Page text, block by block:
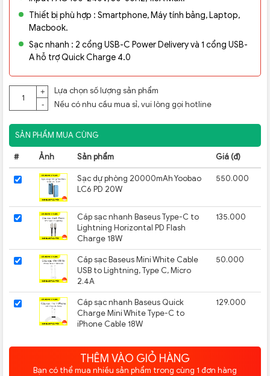
Thiết bị phù hợp : Smartphone, Máy tính bảng, Laptop,
Macbook.
Sạc nhanh : 2 cổng USB-C Power Delivery và 1 cổng USB-
A hỗ trợ Quick Charge 4.0
+
-
Lựa chọn số lượng sản phẩm
Nếu có nhu cầu mua sỉ, vui lòng gọihotline
SẢN PHẨM MUA CÙNG
# Ảnh Sản phẩm Giá (đ)
Sạc dự phòng 20000mAh Yoobao
LC6 PD 20W
550.000
Cáp sạc nhanh Baseus Type-C to
Lightning Horizontal PD Flash
Charge 18W
135.000
Cáp sạc Baseus Mini White Cable
USB to Lightning, Type C, Micro
2.4A
50.000
Cáp sạc nhanh Baseus Quick
Charge Mini White Type-C to
iPhone Cable 18W
129.000
THÊM VÀO GIỎ HÀNG
Bạn có thể mua nhiều sản phẩm trong cùng 1 đơn hàng